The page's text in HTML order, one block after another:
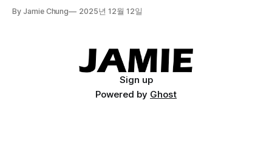
By Jamie Chung 2025년 12월 12일
Sign up
Powered by Ghost